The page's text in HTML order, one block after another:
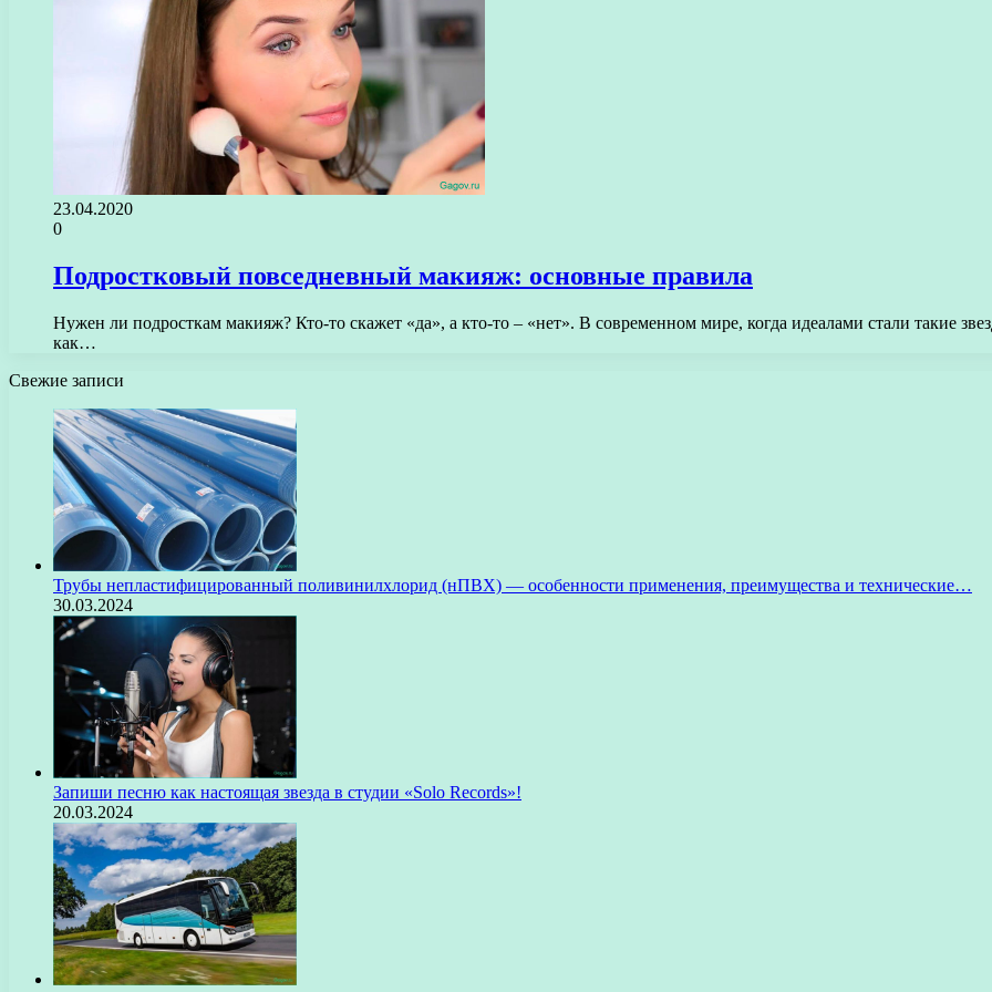
23.04.2020
0
Подростковый повседневный макияж: основные правила
Нужен ли подросткам макияж? Кто-то скажет «да», а кто-то – «нет». В современном мире, когда идеалами стали такие
как…
Свежие записи
Трубы непластифицированный поливинилхлорид (нПВХ) — особенности применения, преимущества и технические…
30.03.2024
Запиши песню как настоящая звезда в студии «Solo Records»!
20.03.2024